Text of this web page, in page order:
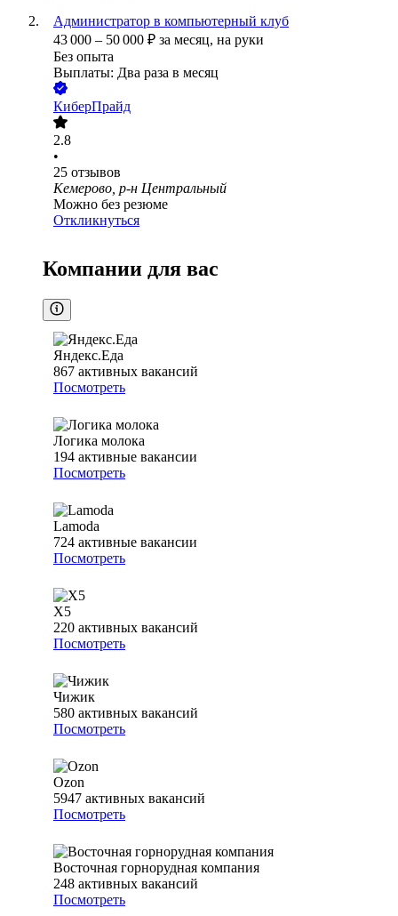
Администратор в компьютерный клуб
43 000 – 50 000 ₽ за месяц, на руки
Без опыта
Выплаты: Два раза в месяц
КиберПрайд
2.8
•
25 отзывов
Кемерово, р-н Центральный
Можно без резюме
Откликнуться
Компании для вас
Яндекс.Еда
867 активных вакансий
Посмотреть
Логика молока
194 активные вакансии
Посмотреть
Lamoda
724 активные вакансии
Посмотреть
Х5
220 активных вакансий
Посмотреть
Чижик
580 активных вакансий
Посмотреть
Ozon
5947 активных вакансий
Посмотреть
Восточная горнорудная компания
248 активных вакансий
Посмотреть